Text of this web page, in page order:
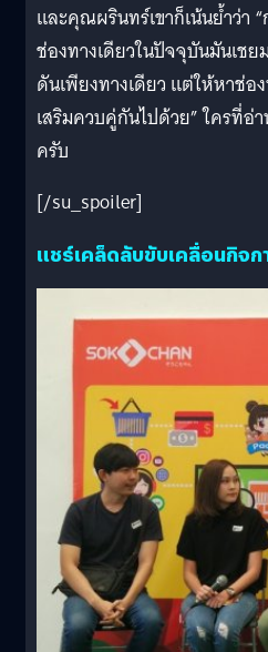
และคุณผรินทร์เขาก็เน้นย้ำว่า
ช่องทางเดียวในปัจจุบันมันเช
ดันเพียงทางเดียว แต่ให้หาช่อ
เสริมควบคู่กันไปด้วย” ใครที่อ่
ครับ
[/su_spoiler]
แชร์เคล็ดลับขับเคลื่อนกิจ